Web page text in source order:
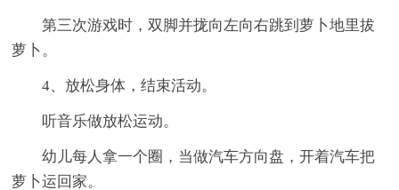
第三次游戏时，双脚并拢向左向右跳到萝卜地里拔
萝卜。
4、放松身体，结束活动。
听音乐做放松运动。
幼儿每人拿一个圈，当做汽车方向盘，开着汽车把
萝卜运回家。